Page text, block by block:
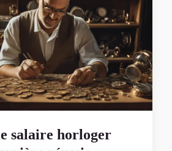
salaire horloger